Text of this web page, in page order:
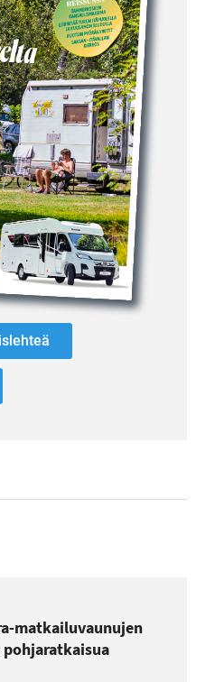
matkailuvaunujen